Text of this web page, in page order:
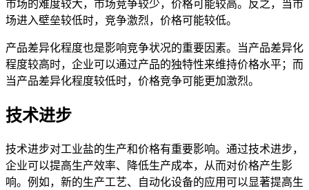
市场的难度较大，市场竞争较少，价格可能较高。反之，当市
场进入壁垒较低时，竞争激烈，价格可能较低。
产品差异化程度也是影响竞争状况的重要因素。当产品差异化
程度较高时，企业可以通过产品的独特性来维持价格水平；而
当产品差异化程度较低时，价格竞争可能更加激烈。
技术进步
技术进步对工业盐的生产和价格有重要影响。通过技术进步，
企业可以提高生产效率、降低生产成本，从而对价格产生影
响。例如，新的生产工艺、自动化设备的应用可以显著提高生